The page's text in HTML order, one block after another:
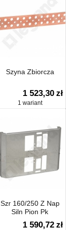
Szyna Zbiorcza
1 523,30 zł
1 wariant
Szr 160/250 Z Nap
Siln Pion Pk
1 590,72 zł